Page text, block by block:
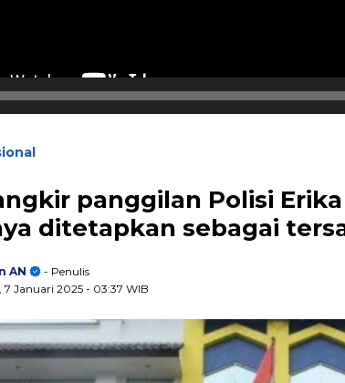
panggilan Polisi
ditetapkan sebagai
AN
- Penulis
7 Januari 2025 - 03:37 WIB